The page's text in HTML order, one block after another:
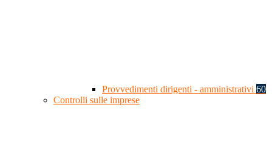
Provvedimenti dirigenti - amministrativi 60
Controlli sulle imprese